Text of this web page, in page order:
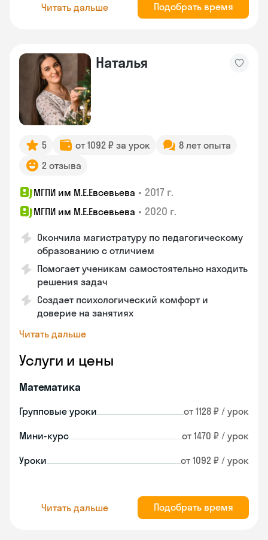
Читать дальше Подобрать время
Наталья
5 от 1092 ₽ за урок
8 лет опыта
2 отзыва
МГПИ им М.Е.Евсевьева • 2017 г.
МГПИ им М.Е.Евсевьева • 2020 г.
Окончила магистратуру по педагогическому
образованию с отличием
Помогает ученикам самостоятельно находить
решения задач
Создает психологический комфорт и
доверие на занятиях
Читать дальше
Услуги и цены
Математика
Групповые уроки от 1128 ₽ / урок
Мини-курс от 1470 ₽ / урок
Уроки от 1092 ₽ / урок
Читать дальше Подобрать время